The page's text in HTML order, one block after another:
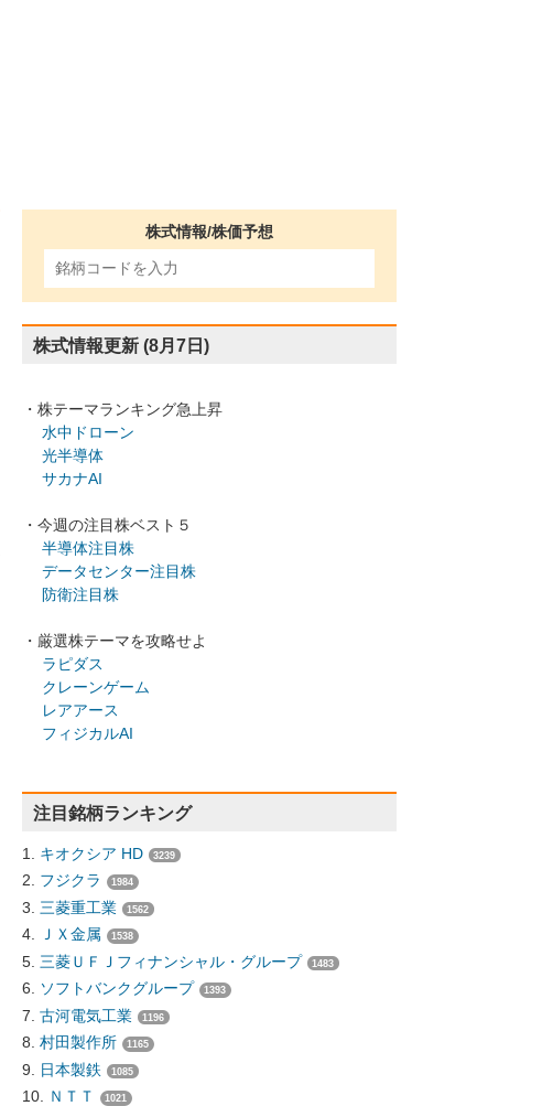
株式情報/株価予想
株式情報更新 (8月7日)
・株テーマランキング急上昇
水中ドローン
光半導体
サカナAI
・今週の注目株ベスト５
半導体注目株
データセンター注目株
防衛注目株
・厳選株テーマを攻略せよ
ラピダス
クレーンゲーム
レアアース
フィジカルAI
注目銘柄ランキング
キオクシア HD 3239
フジクラ 1984
三菱重工業 1562
ＪＸ金属 1538
三菱ＵＦＪフィナンシャル・グループ 1483
ソフトバンクグループ 1393
古河電気工業 1196
村田製作所 1165
日本製鉄 1085
ＮＴＴ 1021